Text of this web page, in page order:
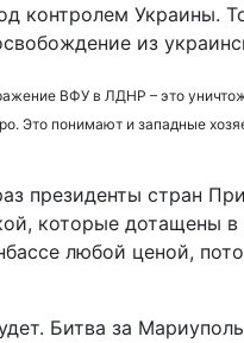
Украины.
из
ВФУ в ЛДНР – это
Это понимают и западные
президенты стран
которые
любой ценой,
Битва за